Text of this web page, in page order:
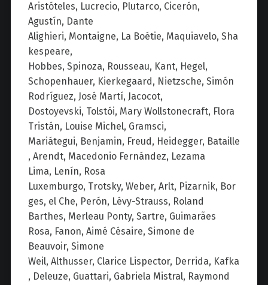
Aristóteles, Lucrecio, Plutarco, Cicerón,
Agustín, Dante
Alighieri, Montaigne, La Boétie, Maquiavelo, Sha
kespeare,
Hobbes, Spinoza, Rousseau, Kant, Hegel,
Schopenhauer, Kierkegaard, Nietzsche, Simón
Rodríguez, José Martí, Jacocot,
Dostoyevski, Tolstói, Mary Wollstonecraft, Flora
Tristán, Louise Michel, Gramsci,
Mariátegui, Benjamin, Freud, Heidegger, Bataille
, Arendt, Macedonio Fernández, Lezama
Lima, Lenín, Rosa
Luxemburgo, Trotsky, Weber, Arlt, Pizarnik, Bor
ges, el Che, Perón, Lévy-Strauss, Roland
Barthes, Merleau Ponty, Sartre, Guimarães
Rosa, Fanon, Aimé Césaire, Simone de
Beauvoir, Simone
Weil, Althusser, Clarice Lispector, Derrida, Kafka
, Deleuze, Guattari, Gabriela Mistral, Raymond